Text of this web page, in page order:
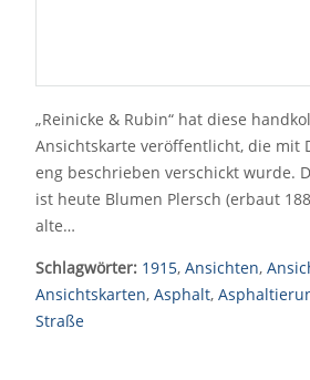
„Reinicke & Rubin“ hat diese
Ansichtskarte veröffentlicht, die mit
eng beschrieben verschickt wurde.
ist heute Blumen Plersch (erbaut
alte…
Schlagwörter: 1915, Ansichten,
Ansichtskarten, Asphalt,
Straße